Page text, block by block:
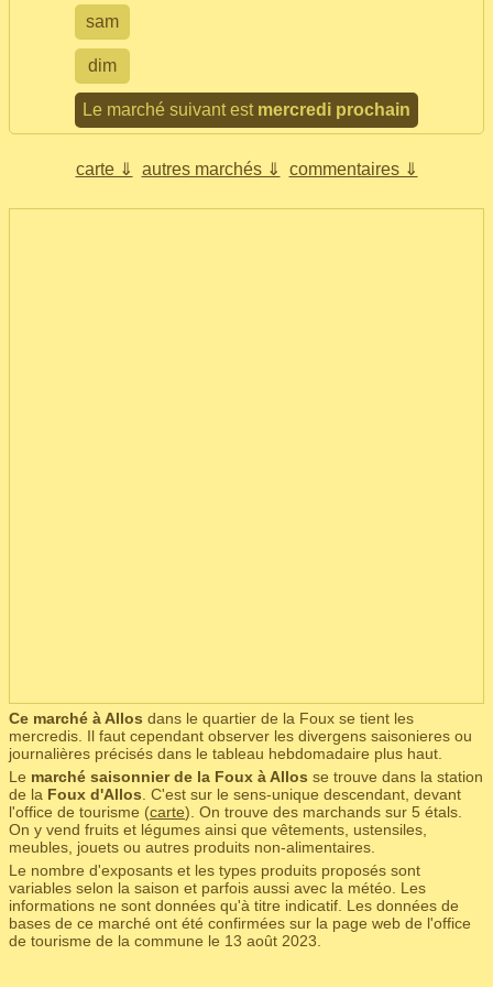
sam
dim
Le marché suivant est mercredi prochain
carte ⇓ autres marchés ⇓ commentaires ⇓
Ce marché à Allos dans le quartier de la Foux se tient les
mercredis. Il faut cependant observer les divergens saisonieres ou
journalières précisés dans le tableau hebdomadaire plus haut.
Le marché saisonnier de la Foux à Allos se trouve dans la station
de la Foux d'Allos . C'est sur le sens-unique descendant, devant
l'office de tourisme (carte). On trouve des marchands sur 5 étals.
On y vend fruits et légumes ainsi que vêtements, ustensiles,
meubles, jouets ou autres produits non-alimentaires.
Le nombre d'exposants et les types produits proposés sont
variables selon la saison et parfois aussi avec la météo. Les
informations ne sont données qu'à titre indicatif. Les données de
bases de ce marché ont été confirmées sur la page web de l'office
de tourisme de la commune le 13 août 2023.